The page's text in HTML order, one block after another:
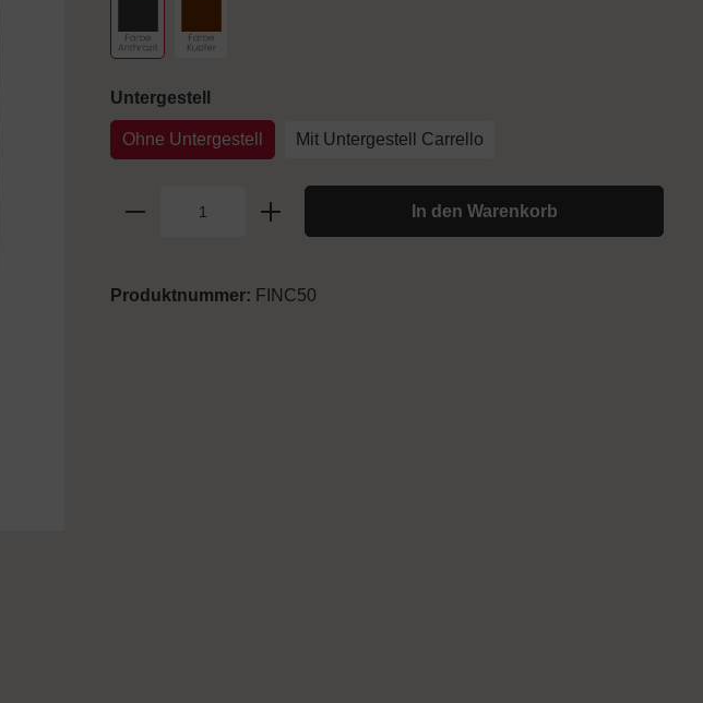
SchwarzFarbe Kupfer
Untergestell
Ohne Untergestell Mit Untergestell Carrello
In den Warenkorb
Produktnummer: FINC50